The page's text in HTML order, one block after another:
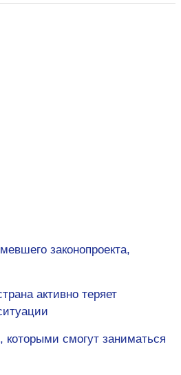
законопроекта,
активно теряет
которыми смогут заниматься